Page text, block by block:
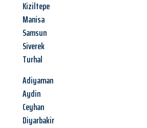
Kiziltepe
Manisa
Samsun
Siverek
Turhal
Adiyaman
Aydin
Ceyhan
Diyarbakir